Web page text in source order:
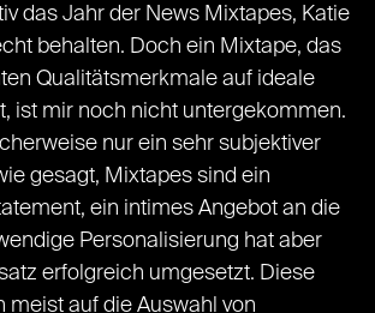
das Jahr der News Mixtapes, Katie
behalten. Doch ein Mixtape, das
Qualitätsmerkmale auf ideale
ist mir noch nicht untergekommen.
nur ein sehr subjektiver
gesagt, Mixtapes sind ein
ein intimes Angebot an die
Personalisierung hat aber
erfolgreich umgesetzt. Diese
meist auf die Auswahl von